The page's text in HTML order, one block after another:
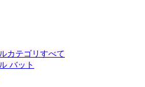
カテゴリすべて
バット